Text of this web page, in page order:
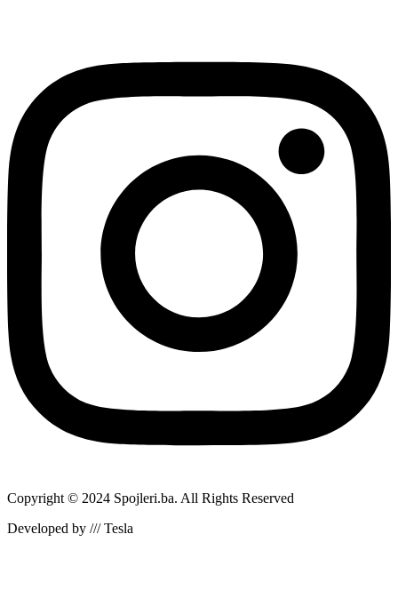
Copyright © 2024 Spojleri.ba. All Rights Reserved
Developed by /// Tesla